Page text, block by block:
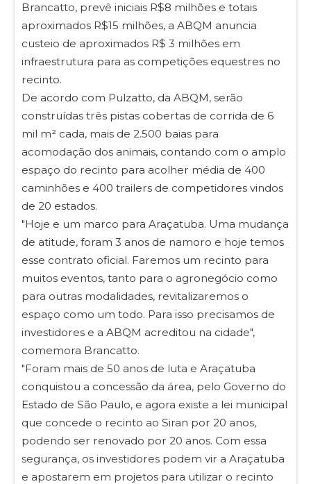
Brancatto, prevê iniciais R$8 milhões e totais
aproximados R$15 milhões, a ABQM anuncia
custeio de aproximados R$ 3 milhões em
infraestrutura para as competições equestres no
recinto.
De acordo com Pulzatto, da ABQM, serão
construídas três pistas cobertas de corrida de 6
mil m² cada, mais de 2.500 baias para
acomodação dos animais, contando com o amplo
espaço do recinto para acolher média de 400
caminhões e 400 trailers de competidores vindos
de 20 estados.
"Hoje e um marco para Araçatuba. Uma mudança
de atitude, foram 3 anos de namoro e hoje temos
esse contrato oficial. Faremos um recinto para
muitos eventos, tanto para o agronegócio como
para outras modalidades, revitalizaremos o
espaço como um todo. Para isso precisamos de
investidores e a ABQM acreditou na cidade",
comemora Brancatto.
"Foram mais de 50 anos de luta e Araçatuba
conquistou a concessão da área, pelo Governo do
Estado de São Paulo, e agora existe a lei municipal
que concede o recinto ao Siran por 20 anos,
podendo ser renovado por 20 anos. Com essa
segurança, os investidores podem vir a Araçatuba
e apostarem em projetos para utilizar o recinto